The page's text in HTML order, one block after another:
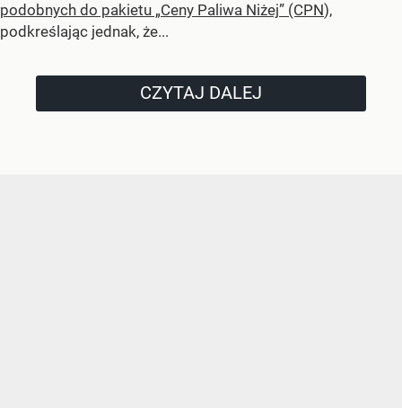
podobnych do pakietu „Ceny Paliwa Niżej” (CPN),
podkreślając jednak, że...
CZYTAJ DALEJ